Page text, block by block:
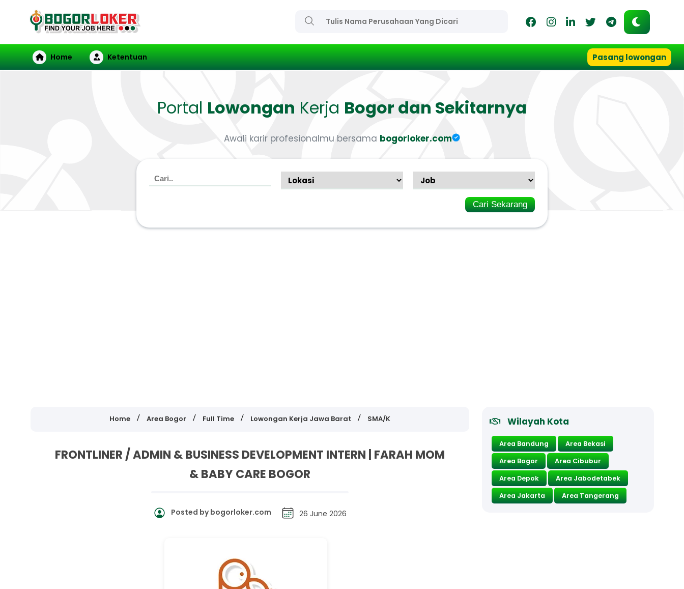
Home Ketentuan Pasang lowongan
Portal Lowongan Kerja Bogor dan Sekitarnya
Awali karir profesionalmu bersama bogorloker.com
Cari Sekarang
Home Area Bogor Full Time Lowongan Kerja Jawa Barat SMA/K
FRONTLINER / ADMIN & BUSINESS DEVELOPMENT INTERN | FARAH MOM
& BABY CARE BOGOR
Posted bybogorloker.com 26 June 2026
Wilayah Kota
Area Bandung
Area Bekasi
Area Bogor
Area Cibubur
Area Depok
Area Jabodetabek
Area Jakarta
Area Tangerang